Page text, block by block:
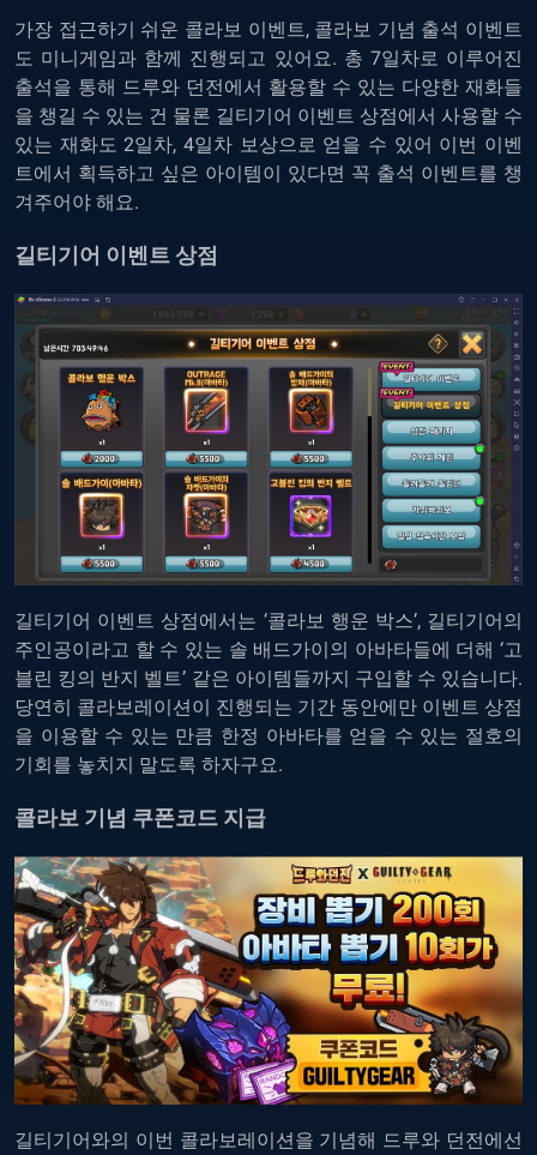
가장 접근하기 쉬운 콜라보 이벤트, 콜라보 기념 출석 이벤트
도 미니게임과 함께 진행되고 있어요. 총 7일차로 이루어진
출석을 통해 드루와 던전에서 활용할 수 있는 다양한 재화들
을 챙길 수 있는 건 물론 길티기어 이벤트 상점에서 사용할 수
있는 재화도 2일차, 4일차 보상으로 얻을 수 있어 이번 이벤
트에서 획득하고 싶은 아이템이 있다면 꼭 출석 이벤트를 챙
겨주어야 해요.
길티기어 이벤트 상점
길티기어 이벤트 상점에서는 ‘콜라보 행운 박스’, 길티기어의
주인공이라고 할 수 있는 솔 배드가이의 아바타들에 더해 ‘고
블린 킹의 반지 벨트’ 같은 아이템들까지 구입할 수 있습니다.
당연히 콜라보레이션이 진행되는 기간 동안에만 이벤트 상점
을 이용할 수 있는 만큼 한정 아바타를 얻을 수 있는 절호의
기회를 놓치지 말도록 하자구요.
콜라보 기념 쿠폰코드 지급
길티기어와의 이번 콜라보레이션을 기념해 드루와 던전에선